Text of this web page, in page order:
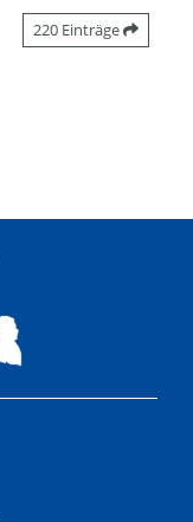
220 Einträge